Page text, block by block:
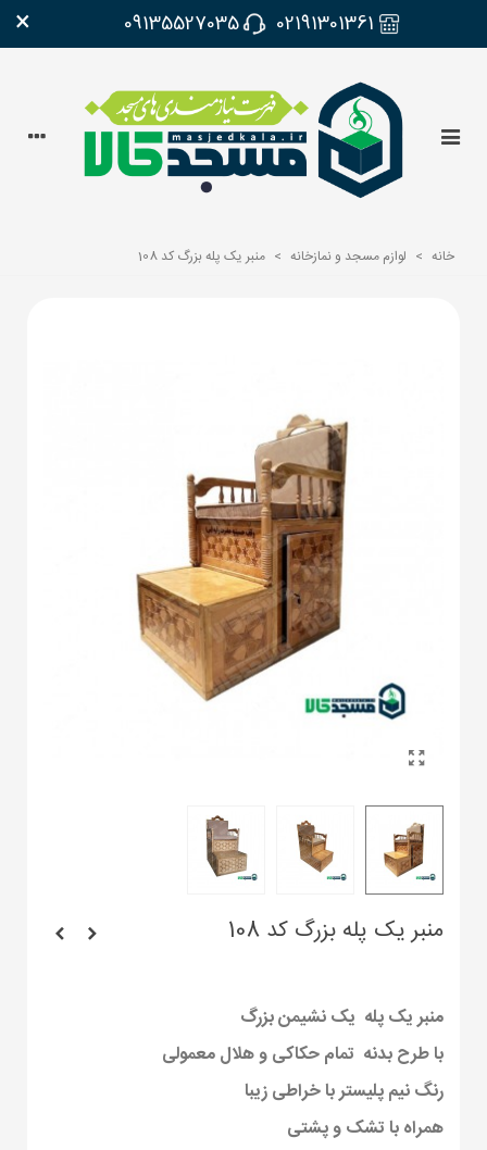
02191301361
09135527035
×
خانه > لوازم مسجد و نمازخانه > منبر یک پله بزرگ کد 108
منبر یک پله بزرگ کد 108
منبر یک پله یک نشیمن بزرگ
با طرح بدنه تمام حکاکی و هلال معمولی
رنگ نیم پلیستر با خراطی زیبا
همراه با تشک و پشتی